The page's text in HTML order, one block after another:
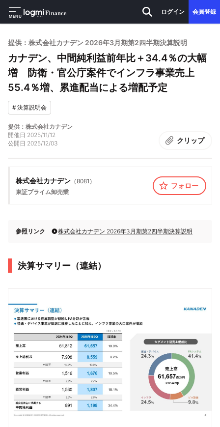
MENU
ログイン 会員登録
提供：株式会社カナデン 2026年3月期第2四半期決算説明
カナデン、中間純利益前年比＋34.4％の大幅
増 防衛・官公庁案件でインフラ事業売上
55.4％増、累進配当による増配予定
#決算説明会
提供：株式会社カナデン
開催日 2025/11/12
公開日 2025/12/03 クリップ
株式会社カナデン （8081 ）
東証プライム卸売業
フォロー
参照リンク 株式会社カナデン 2026年3月期第2四半期決算説明
決算サマリー（連結）